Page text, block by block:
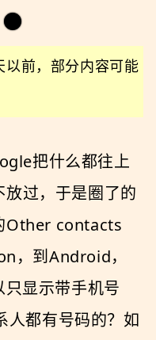
前，部分内容可能
把什么都往上
过，于是圈了的
Other contacts
，到Android，
显示带手机号
人都有号码的？如